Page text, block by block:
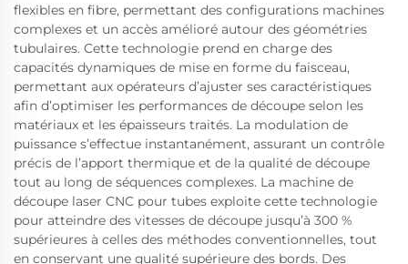
flexibles en fibre, permettant des configurations machines
complexes et un accès amélioré autour des géométries
tubulaires. Cette technologie prend en charge des
capacités dynamiques de mise en forme du faisceau,
permettant aux opérateurs d’ajuster ses caractéristiques
afin d’optimiser les performances de découpe selon les
matériaux et les épaisseurs traités. La modulation de
puissance s’effectue instantanément, assurant un contrôle
précis de l’apport thermique et de la qualité de découpe
tout au long de séquences complexes. La machine de
découpe laser CNC pour tubes exploite cette technologie
pour atteindre des vitesses de découpe jusqu’à 300 %
supérieures à celles des méthodes conventionnelles, tout
en conservant une qualité supérieure des bords. Des